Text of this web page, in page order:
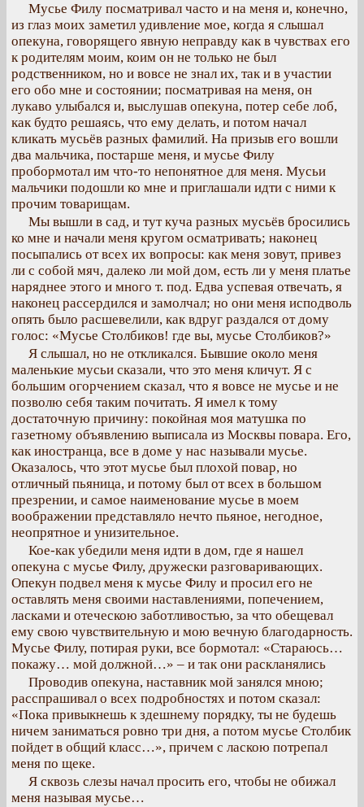
Мусье Филу посматривал часто и на меня и, конечно,
из глаз моих заметил удивление мое, когда я слышал
опекуна, говорящего явную неправду как в чувствах его
к родителям моим, коим он не только не был
родственником, но и вовсе не знал их, так и в участии
его обо мне и состоянии; посматривая на меня, он
лукаво улыбался и, выслушав опекуна, потер себе лоб,
как будто решаясь, что ему делать, и потом начал
кликать мусьёв разных фамилий. На призыв его вошли
два мальчика, постарше меня, и мусье Филу
пробормотал им что-то непонятное для меня. Мусьи
мальчики подошли ко мне и приглашали идти с ними к
прочим товарищам.
Мы вышли в сад, и тут куча разных мусьёв бросились
ко мне и начали меня кругом осматривать; наконец
посыпались от всех их вопросы: как меня зовут, привез
ли с собой мяч, далеко ли мой дом, есть ли у меня платье
наряднее этого и много т. под. Едва успевая отвечать, я
наконец рассердился и замолчал; но они меня исподволь
опять было расшевелили, как вдруг раздался от дому
голос: «Мусье Столбиков! где вы, мусье Столбиков?»
Я слышал, но не откликался. Бывшие около меня
маленькие мусьи сказали, что это меня кличут. Я с
большим огорчением сказал, что я вовсе не мусье и не
позволю себя таким почитать. Я имел к тому
достаточную причину: покойная моя матушка по
газетному объявлению выписала из Москвы повара. Его,
как иностранца, все в доме у нас называли мусье.
Оказалось, что этот мусье был плохой повар, но
отличный пьяница, и потому был от всех в большом
презрении, и самое наименование мусье в моем
воображении представляло нечто пьяное, негодное,
неопрятное и унизительное.
Кое-как убедили меня идти в дом, где я нашел
опекуна с мусье Филу, дружески разговаривающих.
Опекун подвел меня к мусье Филу и просил его не
оставлять меня своими наставлениями, попечением,
ласками и отеческою заботливостью, за что обещевал
ему свою чувствительную и мою вечную благодарность.
Мусье Филу, потирая руки, все бормотал: «Стараюсь…
покажу… мой должной…» – и так они раскланялись
Проводив опекуна, наставник мой занялся мною;
расспрашивал о всех подробностях и потом сказал:
«Пока привыкнешь к здешнему порядку, ты не будешь
ничем заниматься ровно три дня, а потом мусье Столбик
пойдет в общий класс…», причем с ласкою потрепал
меня по щеке.
Я сквозь слезы начал просить его, чтобы не обижал
меня называя мусье…